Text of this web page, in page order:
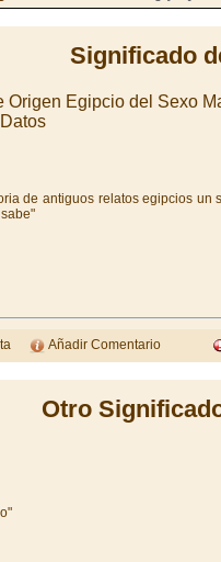
Significado
Origen Egipcio del Sexo
de antiguos relatos egipcios un
Añadir Comentario
Otro